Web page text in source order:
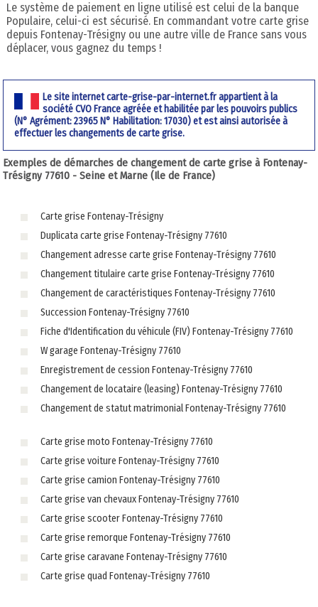
Le système de paiement en ligne utilisé est celui de la banque
Populaire, celui-ci est sécurisé. En commandant votre carte grise
depuis Fontenay-Trésigny ou une autre ville de France sans vous
déplacer, vous gagnez du temps !
Le site internet carte-grise-par-internet.fr appartient à la
société CVO France agréée et habilitée par les pouvoirs publics
(N° Agrément: 23965 N° Habilitation: 17030) et est ainsi autorisée à
effectuer les changements de carte grise.
Exemples de démarches de changement de carte grise à Fontenay-
Trésigny 77610 - Seine et Marne (Ile de France)
Carte grise Fontenay-Trésigny
Duplicata carte grise Fontenay-Trésigny 77610
Changement adresse carte grise Fontenay-Trésigny 77610
Changement titulaire carte grise Fontenay-Trésigny 77610
Changement de caractéristiques Fontenay-Trésigny 77610
Succession Fontenay-Trésigny 77610
Fiche d'Identification du véhicule (FIV) Fontenay-Trésigny 77610
W garage Fontenay-Trésigny 77610
Enregistrement de cession Fontenay-Trésigny 77610
Changement de locataire (leasing) Fontenay-Trésigny 77610
Changement de statut matrimonial Fontenay-Trésigny 77610
Carte grise moto Fontenay-Trésigny 77610
Carte grise voiture Fontenay-Trésigny 77610
Carte grise camion Fontenay-Trésigny 77610
Carte grise van chevaux Fontenay-Trésigny 77610
Carte grise scooter Fontenay-Trésigny 77610
Carte grise remorque Fontenay-Trésigny 77610
Carte grise caravane Fontenay-Trésigny 77610
Carte grise quad Fontenay-Trésigny 77610